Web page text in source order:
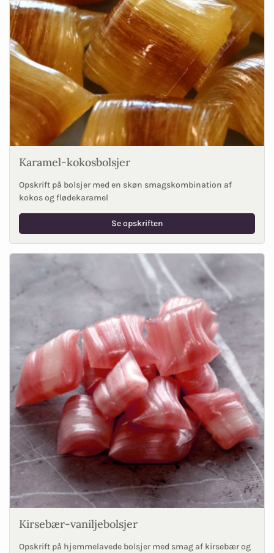
Karamel-kokosbolsjer
Opskrift på bolsjer med en skøn smagskombination af
kokos og flødekaramel
Se opskriften
Kirsebær-vaniljebolsjer
Opskrift på hjemmelavede bolsjer med smag af kirsebær og